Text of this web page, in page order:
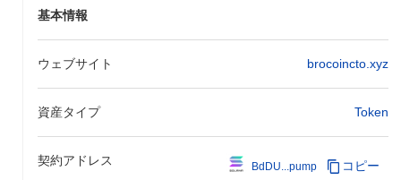
基本情報
ウェブサイト brocoincto.xyz
資産タイプ Token
契約アドレス BdDU...pump コピー